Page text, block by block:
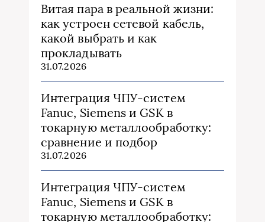
Витая пара в реальной жизни:
как устроен сетевой кабель,
какой выбрать и как
прокладывать
31.07.2026
Интеграция ЧПУ-систем
Fanuc, Siemens и GSK в
токарную металлообработку:
сравнение и подбор
31.07.2026
Интеграция ЧПУ-систем
Fanuc, Siemens и GSK в
токарную металлообработку: